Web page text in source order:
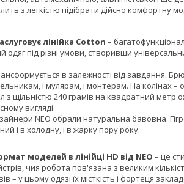
з легкістю підібрати дійсно комфортну
лінійка Cotton –
одяг під різні умови, створивши
в залежності від завдання.
і мулярам, і монтерам. На колінах
з щільністю 240 грамів на квадратний
вигляді.
NEO обрали натуральна бавовна.
і в холодну, і в жарку пору року.
моделей в лінійці HD від NEO – це
чия робота пов'язана з великим
– у цьому одязі їх місткість і фортеця